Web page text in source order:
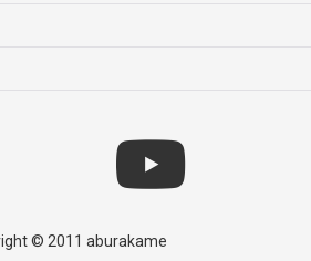
© 2011 aburakame